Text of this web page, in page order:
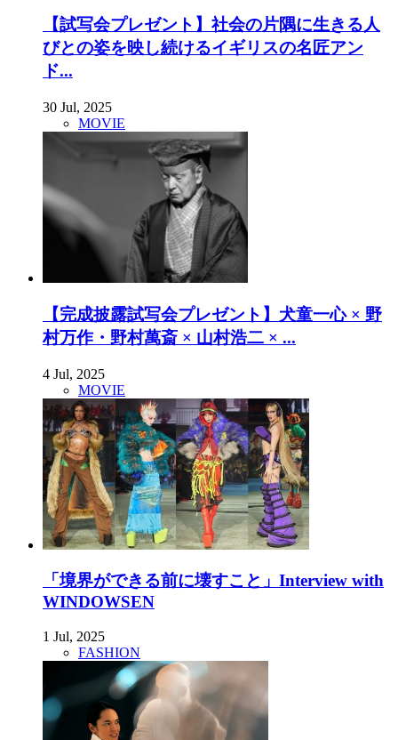
【試写会プレゼント】社会の片隅に生きる人
びとの姿を映し続けるイギリスの名匠アン
ド...
30 Jul, 2025
MOVIE
【完成披露試写会プレゼント】犬童一心 × 野
村万作・野村萬斎 × 山村浩二 × ...
4 Jul, 2025
MOVIE
「境界ができる前に壊すこと」Interview with
WINDOWSEN
1 Jul, 2025
FASHION